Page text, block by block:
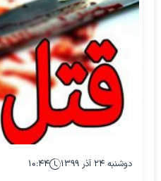
دوشنبه ۲۴ آذر ۱۳۹۹ ۱۰:۴۴